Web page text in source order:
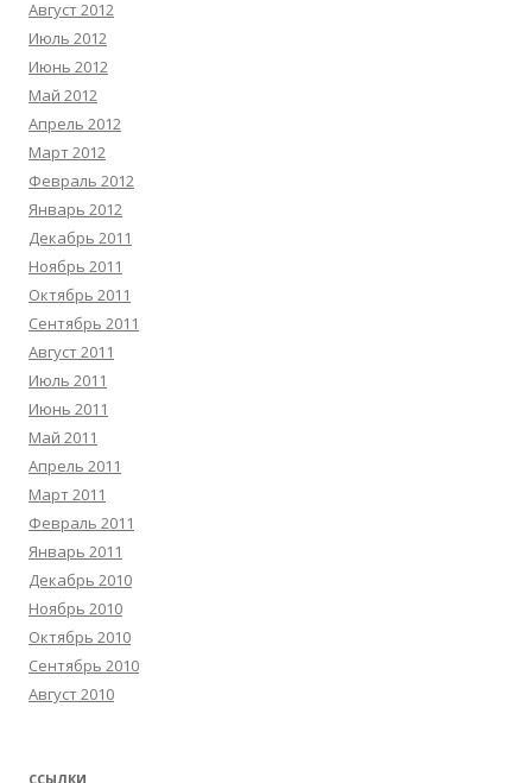
Август 2012
Июль 2012
Июнь 2012
Май 2012
Апрель 2012
Март 2012
Февраль 2012
Январь 2012
Декабрь 2011
Ноябрь 2011
Октябрь 2011
Сентябрь 2011
Август 2011
Июль 2011
Июнь 2011
Май 2011
Апрель 2011
Март 2011
Февраль 2011
Январь 2011
Декабрь 2010
Ноябрь 2010
Октябрь 2010
Сентябрь 2010
Август 2010
ССЫЛКИ